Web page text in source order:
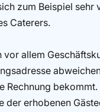
zum Beispiel sehr
Caterers.
vor allem
Rechnung bekommt.
der erhobenen